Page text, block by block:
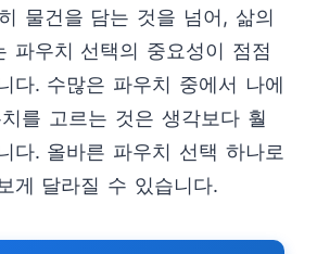
물건을 담는 것을 넘어, 삶의
파우치 선택의 중요성이 점점
다. 수많은 파우치 중에서 나에
를 고르는 것은 생각보다 훨
다. 올바른 파우치 선택 하나로
게 달라질 수 있습니다.